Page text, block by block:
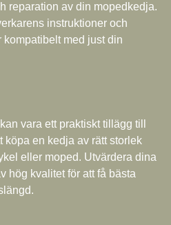
reparation av din mopedkedja.
instruktioner och
kompatibelt med just din
vara ett praktiskt tillägg till
köpa en kedja av rätt storlek
eller moped. Utvärdera dina
hög kvalitet för att få bästa